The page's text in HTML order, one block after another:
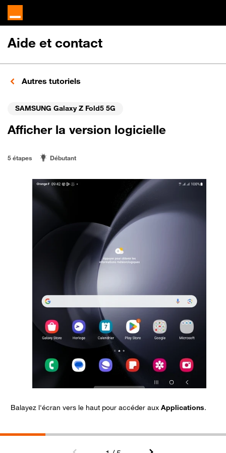
Aide et contact
Autres tutoriels
SAMSUNG Galaxy Z Fold5 5G
Afficher la version logicielle
5 étapes Débutant
Balayez l'écran vers le haut pour accéder aux Applications.